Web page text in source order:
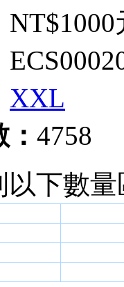
NT$1000
XXL
4758
以下數